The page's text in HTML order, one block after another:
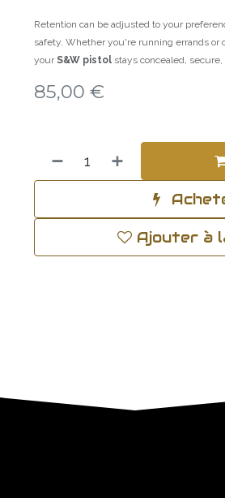
Retention can be adjusted to your
safety. Whether you're running errands or
yourS&W pistolstays concealed,
85,00 €
Ajouter à